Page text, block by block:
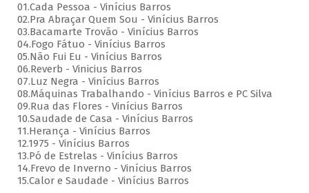
01.Cada Pessoa - Vinícius Barros
02.Pra Abraçar Quem Sou - Vinícius Barros
03.Bacamarte Trovão - Vinícius Barros
04.Fogo Fátuo - Vinícius Barros
05.Não Fui Eu - Vinícius Barros
06.Reverb - Vinicius Barros
07.Luz Negra - Vinícius Barros
08.Máquinas Trabalhando - Vinícius Barros e PC Silva
09.Rua das Flores - Vinícius Barros
10.Saudade de Casa - Vinícius Barros
11.Herança - Vinícius Barros
12.1975 - Vinícius Barros
13.Pó de Estrelas - Vinícius Barros
14.Frevo de Inverno - Vinícius Barros
15.Calor e Saudade - Vinícius Barros